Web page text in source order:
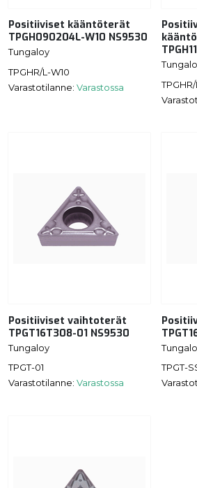
Positiiviset kääntöterät
TPGH090204L-W10 NS9530
Tungaloy
TPGHR/L-W10
Varastotilanne: Varastossa
Positiiviset vaihtoterät
TPGT16T308-01 NS9530
Tungaloy
TPGT-01
Varastotilanne: Varastossa
TPGT-